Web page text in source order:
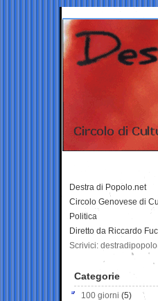
Destra di Popolo.net
Circolo Genovese di
Politica
Diretto da Riccardo
Scrivici:
Categorie
100 giorni (5)